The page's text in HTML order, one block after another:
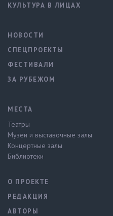
КУЛЬТУРА В ЛИЦАХ
НОВОСТИ
СПЕЦПРОЕКТЫ
ФЕСТИВАЛИ
ЗА РУБЕЖОМ
МЕСТА
Театры
Музеи и выставочные залы
Концертные залы
Библиотеки
О ПРОЕКТЕ
РЕДАКЦИЯ
АВТОРЫ